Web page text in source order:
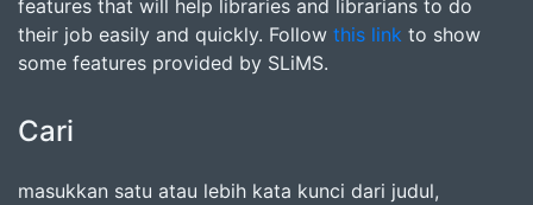
features that will help libraries and librarians to do
their job easily and quickly. Follow this link to show
some features provided by SLiMS.
Cari
masukkan satu atau lebih kata kunci dari judul,